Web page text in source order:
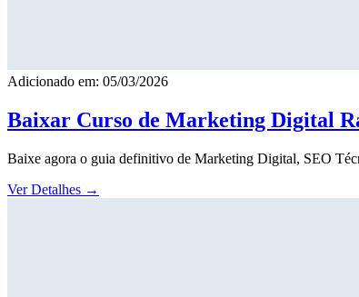
Adicionado em: 05/03/2026
Baixar Curso de Marketing Digital
Baixe agora o guia definitivo de Marketing Digital, SEO
Ver Detalhes →